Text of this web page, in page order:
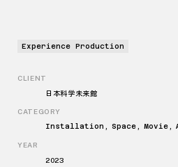
Experience Production
CLIENT
日本科学未来館
CATEGORY
Installation, Space, Movie,
YEAR
2023